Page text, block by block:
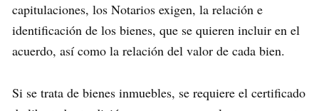
capitulaciones, los Notarios exigen, la relación e
identificación de los bienes, que se quieren incluir en el
acuerdo, así como la relación del valor de cada bien.
Si se trata de bienes inmuebles, se requiere el certificado